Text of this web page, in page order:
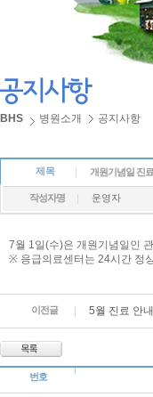
BHS 병원소개 공지사항
제목 개원기념일 진
작성자명 운영자
7월 1일(수)은 개원기념일인
※ 응급의료센터는 24시간 정
이전글 5월 진료 안내
번호